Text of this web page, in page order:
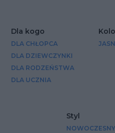
Dla kogo
DLA CHŁOPCA
DLA DZIEWCZYNKI
DLA RODZEŃSTWA
DLA UCZNIA
Styl
NOWOCZESNY